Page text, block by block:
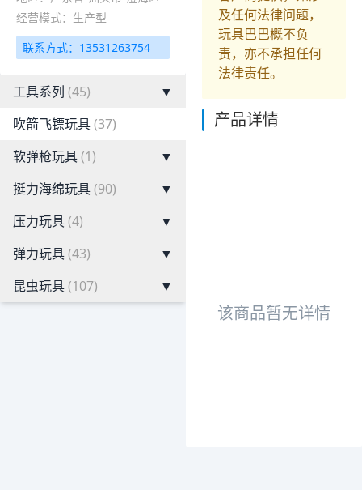
经营模式：生产型
联系方式：13531263754
工具系列 (45)
▼
吹箭飞镖玩具(37)
软弹枪玩具(1)
▼
挺力海绵玩具(90)
▼
压力玩具(4)
▼
弹力玩具(43)
▼
昆虫玩具(107) ▼
及任何法律问题，
玩具巴巴概不负
责，亦不承担任何
法律责任。
产品详情
该商品暂无详情